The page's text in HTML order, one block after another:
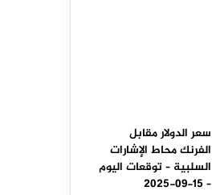
سعر الدولار مقابل
الفرنك محاط الإشارات
السلبية – توقعات اليوم
– 15-09-2025